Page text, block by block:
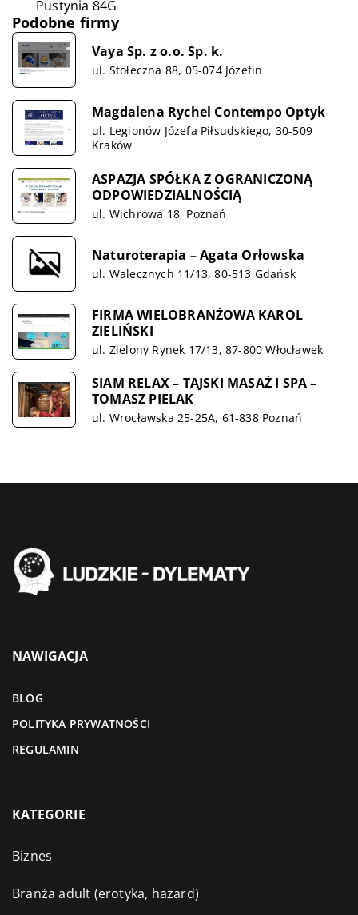
Pustynia 84G
Podobne firmy
Vaya Sp. z o.o. Sp. k.
ul. Stołeczna 88, 05-074 Józefin
Magdalena Rychel Contempo Optyk
ul. Legionów Józefa Piłsudskiego, 30-509
Kraków
ASPAZJA SPÓŁKA Z OGRANICZONĄ
ODPOWIEDZIALNOŚCIĄ
ul. Wichrowa 18, Poznań
Naturoterapia – Agata Orłowska
ul. Walecznych 11/13, 80-513 Gdańsk
FIRMA WIELOBRANŻOWA KAROL
ZIELIŃSKI
ul. Zielony Rynek 17/13, 87-800 Włocławek
SIAM RELAX – TAJSKI MASAŻ I SPA –
TOMASZ PIELAK
ul. Wrocławska 25-25A, 61-838 Poznań
NAWIGACJA
BLOG
POLITYKA PRYWATNOŚCI
REGULAMIN
KATEGORIE
Biznes
Branża adult (erotyka, hazard)